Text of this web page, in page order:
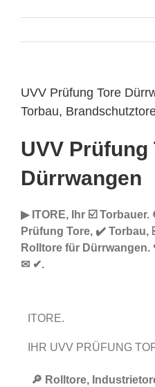
UVV Prüfung Tore
Torbau,
UVV Prüfung
Dürrwangen
▶︎ ITORE, Ihr ☑️
Prüfung Tore, ✔️
Rolltore für
✉ ✔.
ITORE.
IHR UVV PRÜFUNG
🔎 Rolltore,